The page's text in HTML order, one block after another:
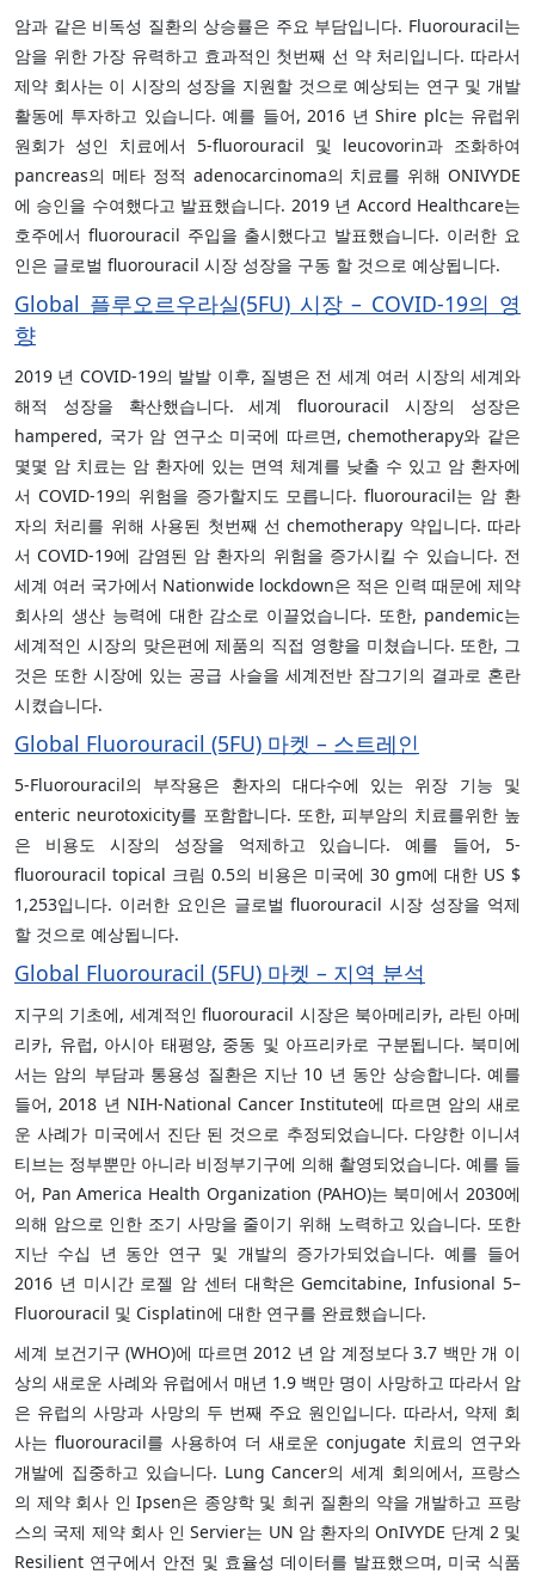
암과 같은 비독성 질환의 상승률은 주요 부담입니다. Fluorouracil는
암을 위한 가장 유력하고 효과적인 첫번째 선 약 처리입니다. 따라서
제약 회사는 이 시장의 성장을 지원할 것으로 예상되는 연구 및 개발
활동에 투자하고 있습니다. 예를 들어, 2016 년 Shire plc는 유럽위
원회가 성인 치료에서 5-fluorouracil 및 leucovorin과 조화하여
pancreas의 메타 정적 adenocarcinoma의 치료를 위해 ONIVYDE
에 승인을 수여했다고 발표했습니다. 2019 년 Accord Healthcare는
호주에서 fluorouracil 주입을 출시했다고 발표했습니다. 이러한 요
인은 글로벌 fluorouracil 시장 성장을 구동 할 것으로 예상됩니다.
Global 플루오르우라실(5FU) 시장 – COVID-19의 영
향
2019 년 COVID-19의 발발 이후, 질병은 전 세계 여러 시장의 세계와
해적 성장을 확산했습니다. 세계 fluorouracil 시장의 성장은
hampered, 국가 암 연구소 미국에 따르면, chemotherapy와 같은
몇몇 암 치료는 암 환자에 있는 면역 체계를 낮출 수 있고 암 환자에
서 COVID-19의 위험을 증가할지도 모릅니다. fluorouracil는 암 환
자의 처리를 위해 사용된 첫번째 선 chemotherapy 약입니다. 따라
서 COVID-19에 감염된 암 환자의 위험을 증가시킬 수 있습니다. 전
세계 여러 국가에서 Nationwide lockdown은 적은 인력 때문에 제약
회사의 생산 능력에 대한 감소로 이끌었습니다. 또한, pandemic는
세계적인 시장의 맞은편에 제품의 직접 영향을 미쳤습니다. 또한, 그
것은 또한 시장에 있는 공급 사슬을 세계전반 잠그기의 결과로 혼란
시켰습니다.
Global Fluorouracil (5FU) 마켓 – 스트레인
5-Fluorouracil의 부작용은 환자의 대다수에 있는 위장 기능 및
enteric neurotoxicity를 포함합니다. 또한, 피부암의 치료를위한 높
은 비용도 시장의 성장을 억제하고 있습니다. 예를 들어, 5-
fluorouracil topical 크림 0.5의 비용은 미국에 30 gm에 대한 US $
1,253입니다. 이러한 요인은 글로벌 fluorouracil 시장 성장을 억제
할 것으로 예상됩니다.
Global Fluorouracil (5FU) 마켓 – 지역 분석
지구의 기초에, 세계적인 fluorouracil 시장은 북아메리카, 라틴 아메
리카, 유럽, 아시아 태평양, 중동 및 아프리카로 구분됩니다. 북미에
서는 암의 부담과 통용성 질환은 지난 10 년 동안 상승합니다. 예를
들어, 2018 년 NIH-National Cancer Institute에 따르면 암의 새로
운 사례가 미국에서 진단 된 것으로 추정되었습니다. 다양한 이니셔
티브는 정부뿐만 아니라 비정부기구에 의해 촬영되었습니다. 예를 들
어, Pan America Health Organization (PAHO)는 북미에서 2030에
의해 암으로 인한 조기 사망을 줄이기 위해 노력하고 있습니다. 또한
지난 수십 년 동안 연구 및 개발의 증가가되었습니다. 예를 들어
2016 년 미시간 로젤 암 센터 대학은 Gemcitabine, Infusional 5–
Fluorouracil 및 Cisplatin에 대한 연구를 완료했습니다.
세계 보건기구 (WHO)에 따르면 2012 년 암 계정보다 3.7 백만 개 이
상의 새로운 사례와 유럽에서 매년 1.9 백만 명이 사망하고 따라서 암
은 유럽의 사망과 사망의 두 번째 주요 원인입니다. 따라서, 약제 회
사는 fluorouracil를 사용하여 더 새로운 conjugate 치료의 연구와
개발에 집중하고 있습니다. Lung Cancer의 세계 회의에서, 프랑스
의 제약 회사 인 Ipsen은 종양학 및 희귀 질환의 약을 개발하고 프랑
스의 국제 제약 회사 인 Servier는 UN 암 환자의 OnIVYDE 단계 2 및
Resilient 연구에서 안전 및 효율성 데이터를 발표했으며, 미국 식품